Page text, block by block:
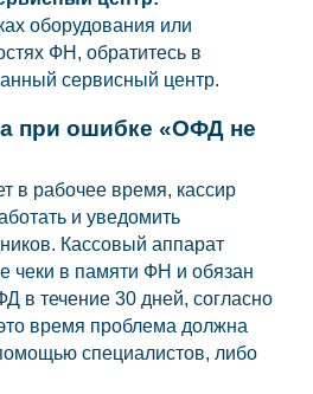
оборудования или
ФН, обратитесь в
сервисный центр.
при ошибке «ОФД не
в рабочее время, кассир
и уведомить
Кассовый аппарат
чеки в памяти ФН и обязан
в течение 30 дней, согласно
время проблема должна
специалистов, либо